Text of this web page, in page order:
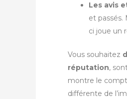
Les avis
et
ci joue un
Vous souhaitez
réputation,
montre le
différente de